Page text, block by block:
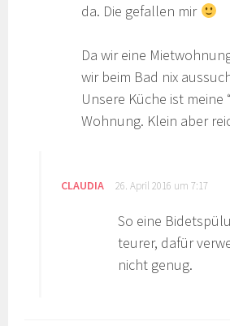
da. Die gefallen mir
Da wir eine
wir beim Bad nix
Unsere Küche ist meine
Wohnung. Klein aber
CLAUDIA 26. April 2016 um 7:17
So eine
teurer, dafür
nicht genug.